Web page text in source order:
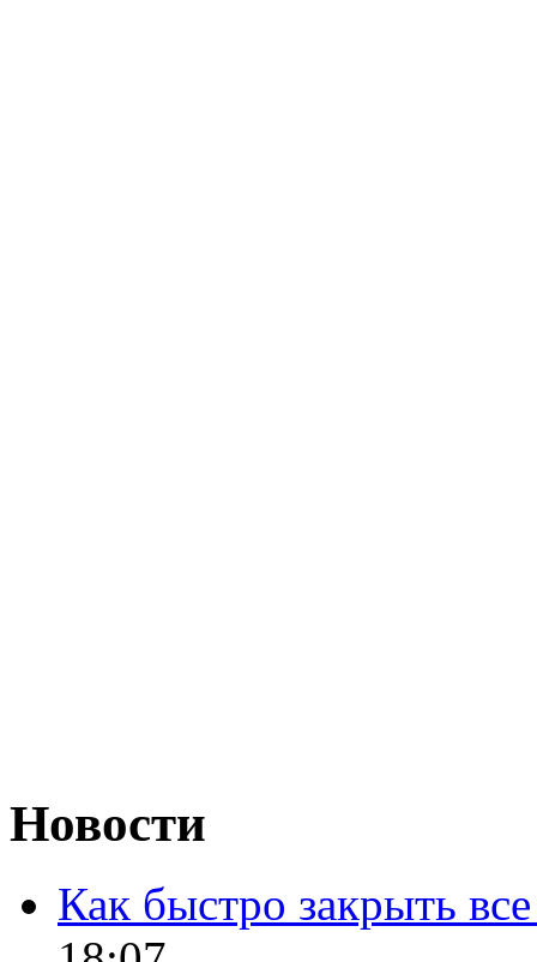
Новости
Как быстро закрыть